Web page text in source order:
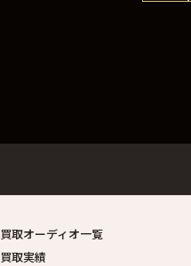
買取オーディオ一覧
買取実績